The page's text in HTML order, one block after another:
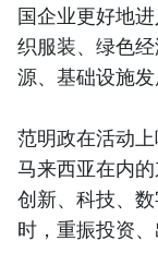
国企业更好地
织服装、绿色
源、基础设施发
范明政在活动
马来西亚在内
创新、科技、
时，重振投资